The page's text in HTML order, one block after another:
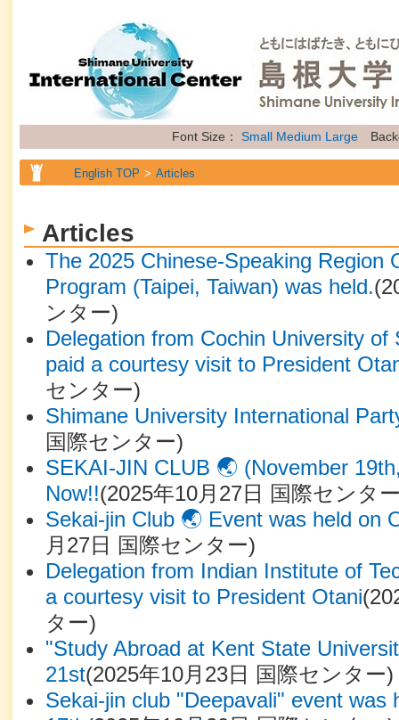
Font Size： Small Medium Large
English TOP Articles
Articles
The 2025 Chinese-Speaking Region
Program (Taipei, Taiwan) was held.(
ンター)
Delegation from Cochin University of
paid a courtesy visit to President
センター)
Shimane University International
国際センター)
SEKAI-JIN CLUB 🌏 (November
Now!!(2025年10月27日 国際センタ
Sekai-jin Club 🌏 Event was held on
月27日 国際センター)
Delegation from Indian Institute of
a courtesy visit to President Otani(
ター)
"Study Abroad at Kent State
21st(2025年10月23日 国際センター)
Sekai-jin club "Deepavali" event was